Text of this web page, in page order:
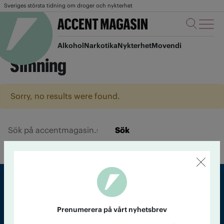
Sveriges största tidning om droger och nykterhet
AlkoholNarkotikaNykterhetMovendi
Simning
Sorry, no results were found.
Sök
Prenumerera på vårt nyhetsbrev